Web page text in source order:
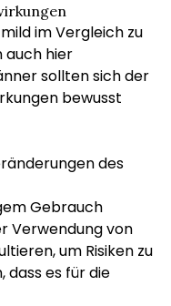
im Vergleich zu
auch hier
sollten sich der
bewusst
des
Gebrauch
Verwendung von
um Risiken zu
dass es für die